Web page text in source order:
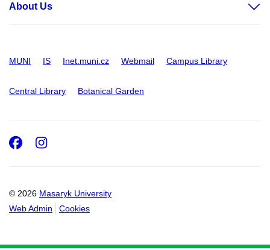
About Us
MUNI IS Inet.muni.cz Webmail Campus Library
Central Library Botanical Garden
© 2026 Masaryk University
Web Admin
Cookies
Facebook
Instagram